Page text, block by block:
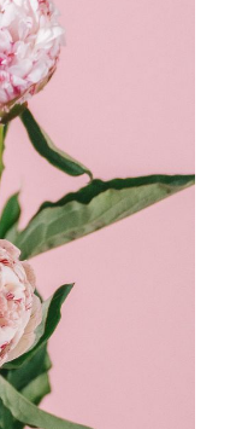
お届け日の指定は
コヤマトのアプリ
。